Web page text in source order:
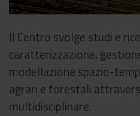
Il Centro svolge studi e
caratterizzazione,
modellazione spazio-
agrari e forestali
multidisciplinare.